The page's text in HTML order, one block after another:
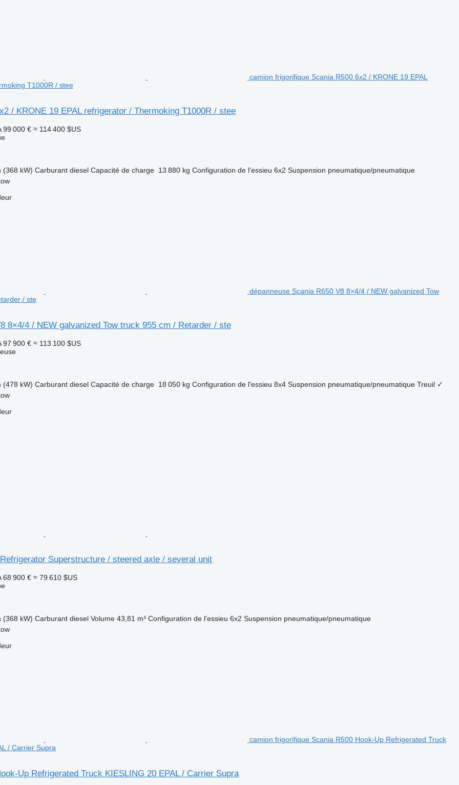
camion frigorifique Scania R500 6x2 / KRONE 19 EPAL
T1000R / stee
/ KRONE 19 EPAL refrigerator / Thermoking T1000R / stee
99 000 € ≈ 114 400 $US
(368 kW) Carburant diesel Capacité de charge 13 880 kg Configuration de l'essieu 6x2 Suspension pneumatique/pneumatique
dépanneuse Scania R650 V8 8×4/4 / NEW galvanized Tow
/ ste
8×4/4 / NEW galvanized Tow truck 955 cm / Retarder / ste
97 900 € ≈ 113 100 $US
(478 kW) Carburant diesel Capacité de charge 18 050 kg Configuration de l'essieu 8x4 Suspension pneumatique/pneumatique Treuil ✓
Superstructure / steered axle / several unit
68 900 € ≈ 79 610 $US
(368 kW) Carburant diesel Volume 43,81 m³ Configuration de l'essieu 6x2 Suspension pneumatique/pneumatique
camion frigorifique Scania R500 Hook-Up Refrigerated Truck
/ Carrier Supra
Up Refrigerated Truck KIESLING 20 EPAL / Carrier Supra